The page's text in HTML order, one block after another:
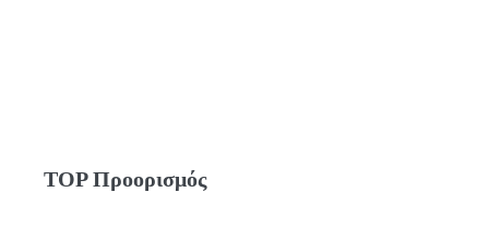
TOP Προορισμός